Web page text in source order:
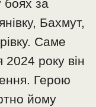
боях за
Бахмут,
Саме
2024 року він
Герою
йому